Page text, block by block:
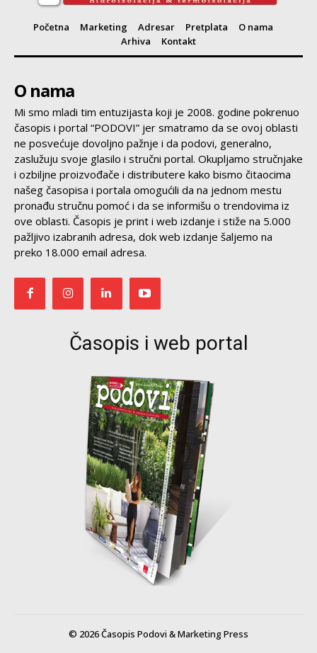
Početna Marketing Adresar Pretplata
O nama
Arhiva
Kontakt
O nama
Mi smo mladi tim entuzijasta koji je 2008. godine pokrenuo
časopis i portal “PODOVI” jer smatramo da se ovoj oblasti
ne posvećuje dovoljno pažnje i da podovi, generalno,
zaslužuju svoje glasilo i stručni portal. Okupljamo stručnjake
i ozbiljne proizvođače i distributere kako bismo čitaocima
našeg časopisa i portala omogućili da na jednom mestu
pronađu stručnu pomoć i da se informišu o trendovima iz
ove oblasti. Časopis je print i web izdanje i stiže na 5.000
pažljivo izabranih adresa, dok web izdanje šaljemo na
preko 18.000 email adresa.
Časopis i web portal
© 2026 Časopis Podovi & Marketing Press